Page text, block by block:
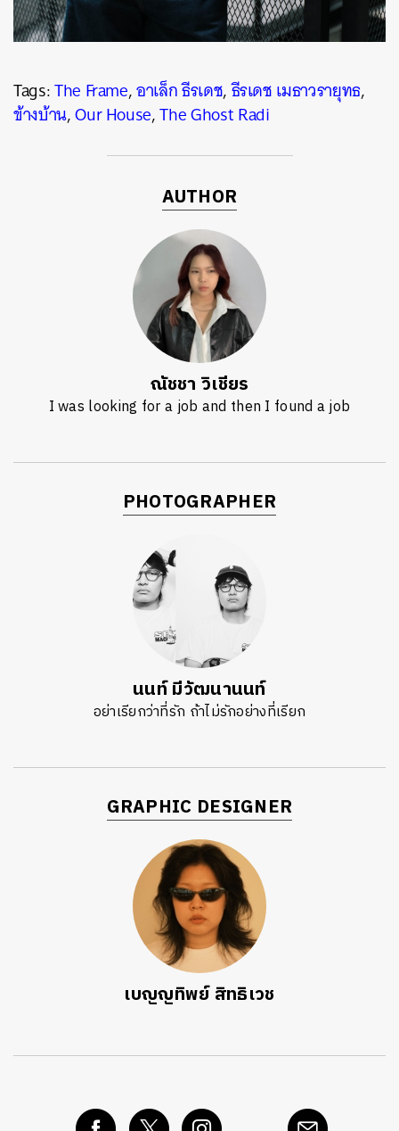
Tags:The Frame,อาเล็ก ธีรเดช,ธีรเดช เมธาวรายุทธ,
ข้างบ้าน,Our House,The Ghost Radi
AUTHOR
ณัชชา วิเชียร
I was looking for a job and then I found a job
PHOTOGRAPHER
นนท์ มีวัฒนานนท์
อย่าเรียกว่าที่รัก ถ้าไม่รักอย่างที่เรียก
GRAPHIC DESIGNER
เบญญทิพย์ สิทธิเวช